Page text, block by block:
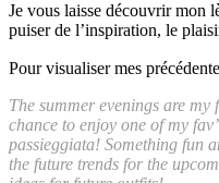
Je vous laisse découvrir mon
puiser de l’inspiration, le
Pour visualiser mes
The summer evenings are my
chance to enjoy one of my
passieggiata! Something fun
the future trends for the